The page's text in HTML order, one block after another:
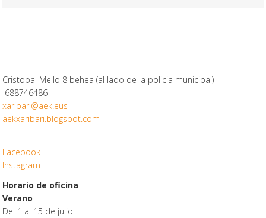
Cristobal Mello 8 behea (al lado de la policia municipal)
688746486
xaribari@aek.eus
aekxaribari.blogspot.com
Facebook
Instagram
Horario de oficina
Verano
Del 1 al 15 de julio